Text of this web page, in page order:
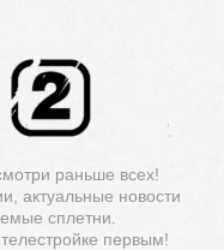
раньше всех!
актуальные новости
сплетни.
первым!